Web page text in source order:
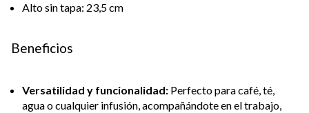
Alto sin tapa: 23,5 cm
Beneficios
Versatilidad y funcionalidad: Perfecto para café, té,
agua o cualquier infusión, acompañándote en el trabajo,